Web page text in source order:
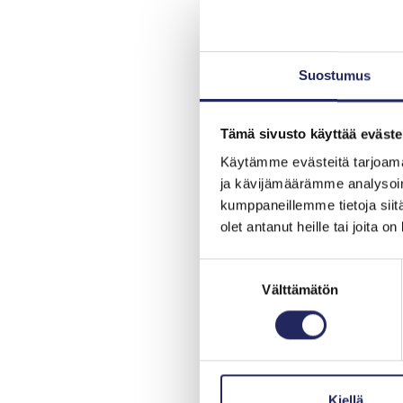
Suostumus
Tämä sivusto käyttää
Käytämme evästeitä
ja kävijämäärämme
kumppaneillemme tietoja
olet antanut heille tai joita
Välttämätön